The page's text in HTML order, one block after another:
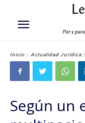
Por y
Inicio Actualidad Jurídica
Según un